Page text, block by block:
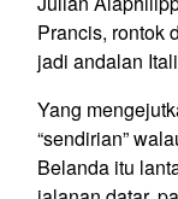
Prancis, rontok
jadi andalan
Yang
“sendirian”
Belanda itu